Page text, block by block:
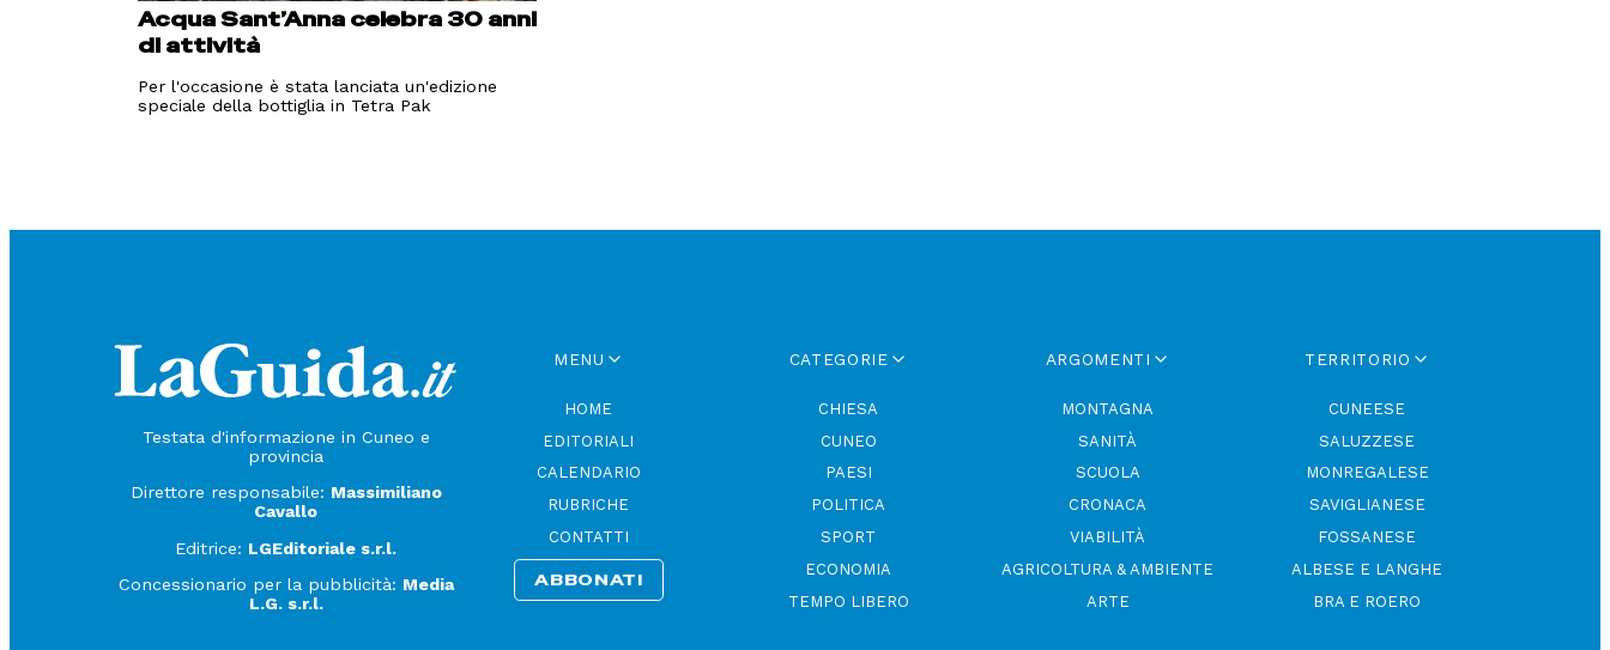
Acqua Sant’Anna celebra 30 anni
di attività
Per l'occasione è stata lanciata un'edizione
speciale della bottiglia in Tetra Pak
Testata d'informazione in Cuneo e
provincia
Direttore responsabile: Massimiliano
Cavallo
Editrice: LGEditoriale s.r.l.
Concessionario per la pubblicità: Media
L.G. s.r.l.
MENU
HOME
EDITORIALI
CALENDARIO
RUBRICHE
CONTATTI
ABBONATI
CATEGORIE
CHIESA
CUNEO
PAESI
POLITICA
SPORT
ECONOMIA
TEMPO LIBERO
ARGOMENTI
MONTAGNA
SANITÀ
SCUOLA
CRONACA
VIABILITÀ
AGRICOLTURA & AMBIENTE
ARTE
TERRITORIO
CUNEESE
SALUZZESE
MONREGALESE
SAVIGLIANESE
FOSSANESE
ALBESE E LANGHE
BRA E ROERO